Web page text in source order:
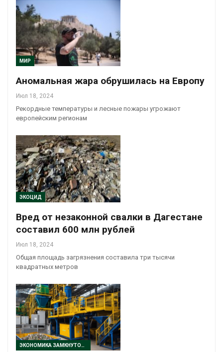
МИР
Аномальная жара обрушилась на Европу
Июл 18, 2024
Рекордные температуры и лесные пожары угрожают
европейским регионам
ЭКОЦИД
Вред от незаконной свалки в Дагестане
составил 600 млн рублей
Июл 18, 2024
Общая площадь загрязнения составила три тысячи
квадратных метров
ЭКОНОМИКА ЗАМКНУТОГО ЦИКЛА